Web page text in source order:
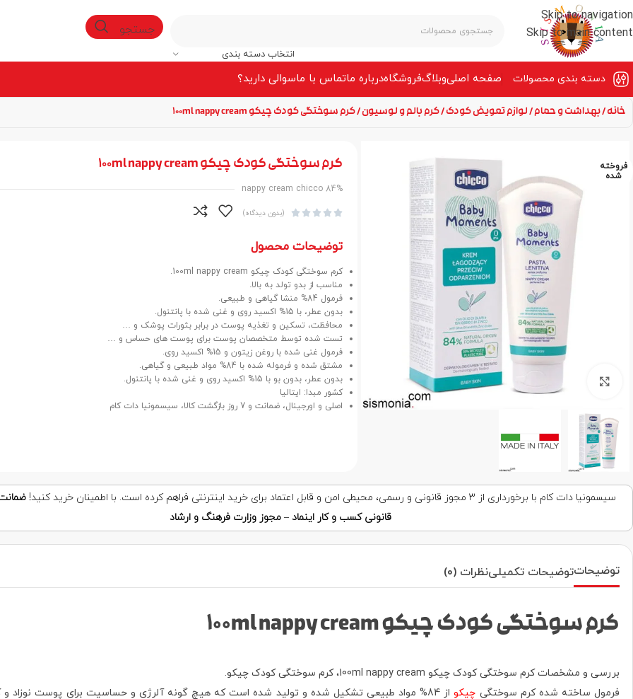
Skip to navigation
Skip to main content
انتخاب دسته بندی
جستجو
دسته بندی محصولات صفحه‌ اصلیوبلاگفروشگاهدرباره ماتماس با ماسوالی دارید؟
خانه بهداشت و حمام لوازم تعویض کودک کرم بالم و لوسیون کرم سوختگی کودک چیکو 100ml nappy cream
فروخته
شده
برای بزرگنمایی کلیک کنید
کرم سوختگی کودک چیکو 100ml nappy cream
nappy cream chicco 84%




 (بدون دیدگاه)
توضیحات محصول
کرم سوختگی کودک چیکو 100ml nappy cream.
مناسب از بدو تولد به بالا.
فرمول 84% منشا گیاهی و طبیعی.
بدون عطر، با 15% اکسید روی و غنی شده با پانتنول.
محافظت، تسکین و تغذیه پوست در برابر بثورات پوشک و …
تست شده توسط متخصصان پوست برای پوست های حساس و …
فرمول غنی شده با روغن زیتون و 15% اکسید روی.
مشتق شده و فرموله شده با 84% مواد طبیعی و گیاهی.
بدون عطر، بدون بو با 15% اکسید روی و غنی شده با پانتنول.
کشور مبدا: ایتالیا
اصلی و اورجينال، ضمانت و 7 روز بازگشت کالا، سیسمونیا دات کام
سیسمونیا دات کام با برخورداری از ۳ مجوز قانونی و رسمی، محیطی امن و قابل اعتماد برای خرید اینترنتی فراهم کرده است. با اطمینان خرید کنید!
قانونی کسب و کار اینماد– مجوز وزارت فرهنگ و ارشاد
توضیحاتتوضیحات تکمیلینظرات (0)
کرم سوختگی کودک چیکو 100ml nappy cream
بررسی و مشخصات کرم سوختگی کودک چیکو 100ml nappy cream، کرم سوختگی کودک چیکو.
فرمول ساخته شده کرم سوختگی چیکو
از 84% مواد طبیعی تشکیل شده و تولید شده است که هیچ گونه آلرژی و حساسیت برای پوست